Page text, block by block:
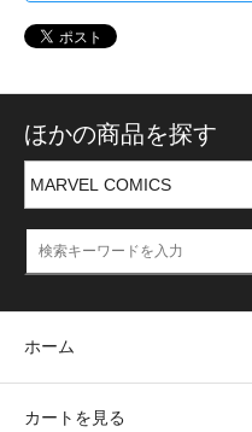
ほかの商品を探す
ホーム
カートを見る